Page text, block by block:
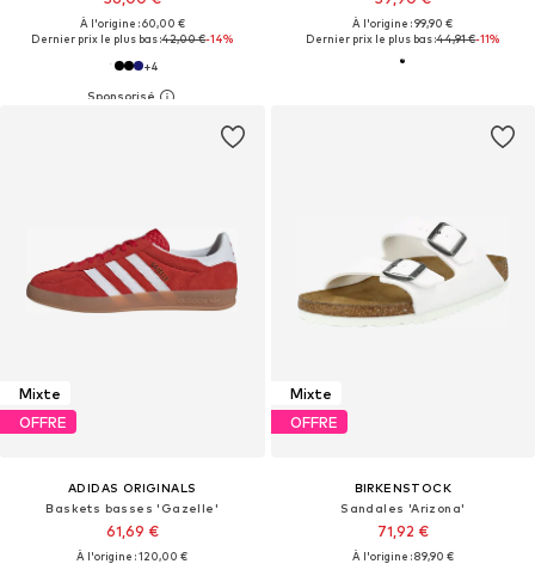
À l'origine : 60,00 €
Dernier prix le plus bas :42,00 €-14%
+4
À l'origine : 99,90 €
Dernier prix le plus bas :44,91 €-11%
Mixte
OFFRE
ADIDAS ORIGINALS
Baskets basses 'Gazelle'
61,69 €
À l'origine : 120,00 €
Mixte
OFFRE
BIRKENSTOCK
Sandales 'Arizona'
71,92 €
À l'origine : 89,90 €